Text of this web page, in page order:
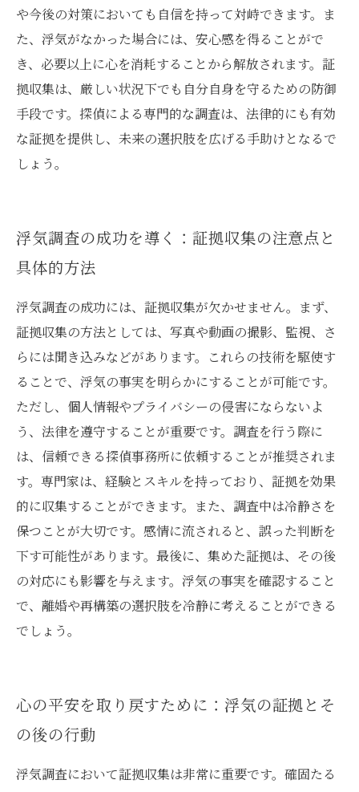
や今後の対策においても自信を持って対峙できます。ま
た、浮気がなかった場合には、安心感を得ることがで
き、必要以上に心を消耗することから解放されます。証
拠収集は、厳しい状況下でも自分自身を守るための防御
手段です。探偵による専門的な調査は、法律的にも有効
な証拠を提供し、未来の選択肢を広げる手助けとなるで
しょう。
浮気調査の成功を導く：証拠収集の注意点と
具体的方法
浮気調査の成功には、証拠収集が欠かせません。まず、
証拠収集の方法としては、写真や動画の撮影、監視、さ
らには聞き込みなどがあります。これらの技術を駆使す
ることで、浮気の事実を明らかにすることが可能です。
ただし、個人情報やプライバシーの侵害にならないよ
う、法律を遵守することが重要です。調査を行う際に
は、信頼できる探偵事務所に依頼することが推奨されま
す。専門家は、経験とスキルを持っており、証拠を効果
的に収集することができます。また、調査中は冷静さを
保つことが大切です。感情に流されると、誤った判断を
下す可能性があります。最後に、集めた証拠は、その後
の対応にも影響を与えます。浮気の事実を確認すること
で、離婚や再構築の選択肢を冷静に考えることができる
でしょう。
心の平安を取り戻すために：浮気の証拠とそ
の後の行動
浮気調査において証拠収集は非常に重要です。確固たる